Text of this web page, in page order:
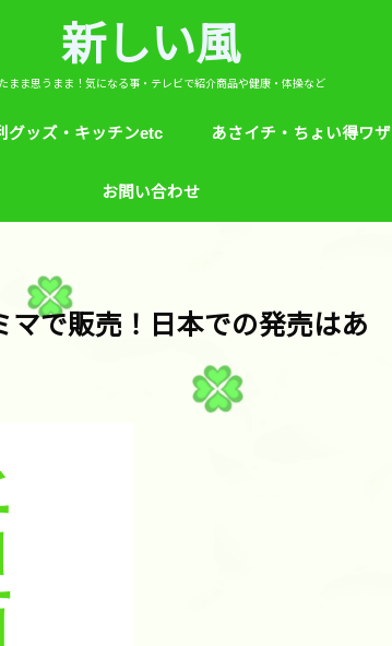
新しい風
まま思うまま！気になる事・テレビで紹介商品や健康・体操など
グッズ・キッチンetc
芸能人！愛用品・お気に入り
ヒルナンデス！紹介
めざましテレビ紹介
あさイチ・ちょい得ワザ
お問い合わせ
マで販売！日本での発売はあ